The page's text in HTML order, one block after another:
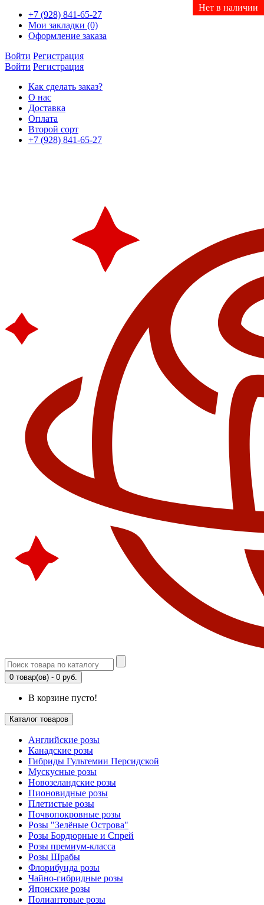
+7 (928) 841-65-27
Мои закладки (0)
Оформление заказа
Войти Регистрация
Войти Регистрация
Как сделать заказ?
О нас
Доставка
Оплата
Второй сорт
+7 (928) 841-65-27
0 товар(ов) - 0 руб.
В корзине пусто!
Каталог товаров
Английские розы
Канадские розы
Гибриды Гультемии Персидской
Мускусные розы
Новозеландские розы
Пионовидные розы
Плетистые розы
Почвопокровные розы
Розы "Зелёные Острова"
Розы Бордюрные и Спрей
Розы премиум-класса
Розы Шрабы
Флорибунда розы
Чайно-гибридные розы
Японские розы
Полиантовые розы
Нет в наличии
Нет в наличии
Нет в наличии
Нет в наличии